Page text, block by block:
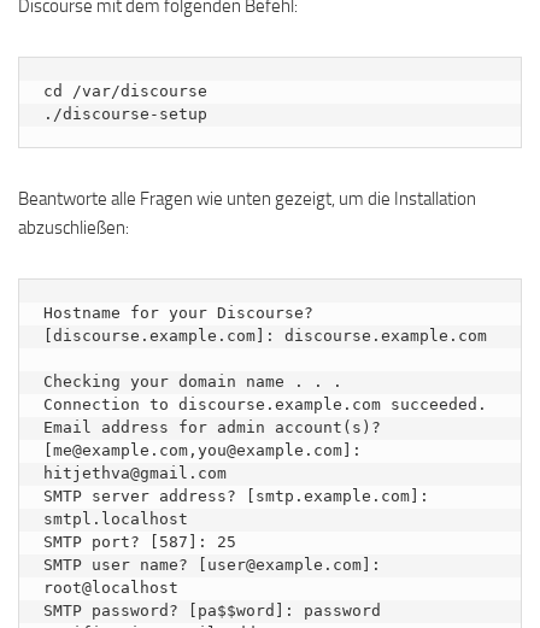
Discourse mit dem folgenden Befehl:
cd /var/discourse
./discourse-setup
Beantworte alle Fragen wie unten gezeigt, um die Installation
abzuschließen:
Hostname for your Discourse?
[discourse.example.com]: discourse.example.com
Checking your domain name . . .
Connection to discourse.example.com succeeded.
Email address for admin account(s)?
[me@example.com,you@example.com]:
hitjethva@gmail.com
SMTP server address? [smtp.example.com]:
smtpl.localhost
SMTP port? [587]: 25
SMTP user name? [user@example.com]:
root@localhost
SMTP password? [pa$$word]: password